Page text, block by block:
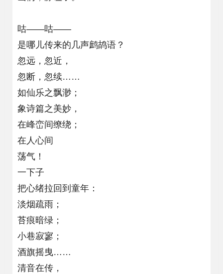
咕——咕——
是哪儿传来的几声鹧鸪语？
忽远，忽近，
忽断，忽续……
如仙乐之飘渺；
象诗篇之美妙，
在峰峦间缭绕；
在人心间
荡气！
一下子
把心绪拉回到童年：
淡烟疏雨；
苔痕暗绿；
小巷寂寥；
酒旗摇曳……
清音在传，